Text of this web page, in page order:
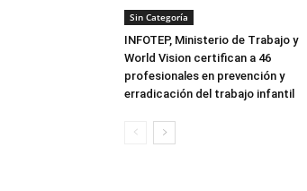
Sin Categoría
INFOTEP, Ministerio de Trabajo y
World Vision certifican a 46
profesionales en prevención y
erradicación del trabajo infantil